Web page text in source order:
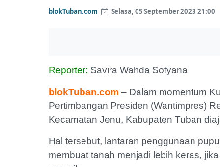
blokTuban.com Selasa, 05 September 2023 21:00
Reporter: Savira Wahda Sofyana
blokTuban.com – Dalam momentum
Pertimbangan Presiden (Wantimpres)
Kecamatan Jenu, Kabupaten Tuban
Hal tersebut, lantaran penggunaan
membuat tanah menjadi lebih keras,